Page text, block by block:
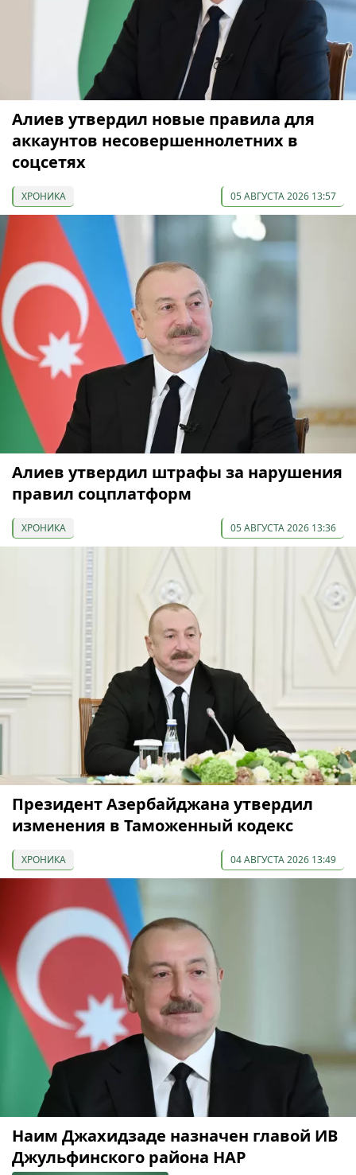
Алиев утвердил новые правила для
аккаунтов несовершеннолетних в
соцсетях
ХРОНИКА 05 АВГУСТА 2026 13:57
Алиев утвердил штрафы за нарушения
правил соцплатформ
ХРОНИКА 05 АВГУСТА 2026 13:36
Президент Азербайджана утвердил
изменения в Таможенный кодекс
ХРОНИКА 04 АВГУСТА 2026 13:49
Наим Джахидзаде назначен главой ИВ
Джульфинского района НАР